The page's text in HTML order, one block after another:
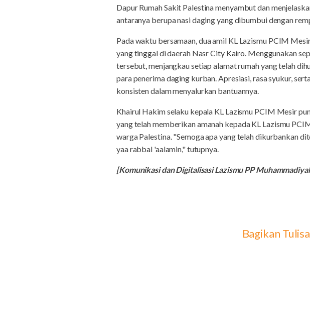
Dapur Rumah Sakit Palestina menyambut dan
antaranya berupa nasi daging yang dibumbui dengan
Pada waktu bersamaan, dua amil KL Lazismu PCIM
yang tinggal di daerah Nasr City Kairo. Menggunakan
tersebut, menjangkau setiap alamat rumah yang telah
para penerima daging kurban. Apresiasi, rasa syukur,
konsisten dalam menyalurkan bantuannya.
Khairul Hakim selaku kepala KL Lazismu PCIM Mesir
yang telah memberikan amanah kepada KL Lazismu
warga Palestina. "Semoga apa yang telah dikurbankan
yaa rabbal 'aalamin," tutupnya.
[Komunikasi dan Digitalisasi Lazismu PP
Bagikan